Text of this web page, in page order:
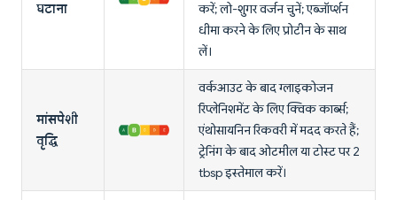
घटाना
करें; लो-शुगर वर्जन चुनें; एब्जॉर्प्शन
धीमा करने के लिए प्रोटीन के साथ
लें।
मांसपेशी
वृद्धि
वर्कआउट के बाद ग्लाइकोजन
रिप्लेनिशमेंट के लिए क्विक कार्ब्स;
एंथोसायनिन रिकवरी में मदद करते हैं;
ट्रेनिंग के बाद ओटमील या टोस्ट पर 2
tbsp इस्तेमाल करें।